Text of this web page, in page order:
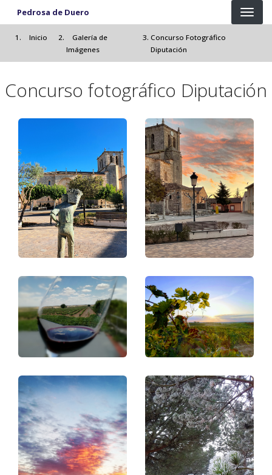
Pasar al contenido principal
Pedrosa de Duero
Inicio
Galería de
Imágenes
Concurso Fotográfico
Diputación
Concurso fotográfico Diputación